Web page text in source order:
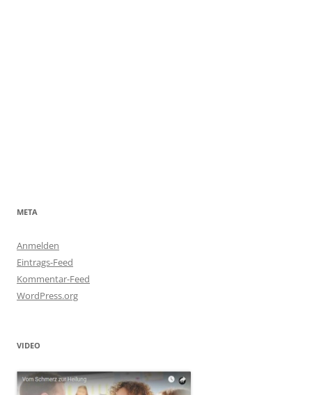
META
Anmelden
Eintrags-Feed
Kommentar-Feed
WordPress.org
VIDEO